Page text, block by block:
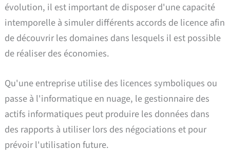
évolution, il est important de disposer d'une capacité
intemporelle à simuler différents accords de licence afin
de découvrir les domaines dans lesquels il est possible
de réaliser des économies.
Qu'une entreprise utilise des licences symboliques ou
passe à l'informatique en nuage, le gestionnaire des
actifs informatiques peut produire les données dans
des rapports à utiliser lors des négociations et pour
prévoir l'utilisation future.